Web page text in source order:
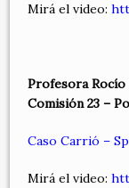
Mirá el video:
Profesora Rocío
Comisión 23 –
Caso Carrió –
Mirá el video: